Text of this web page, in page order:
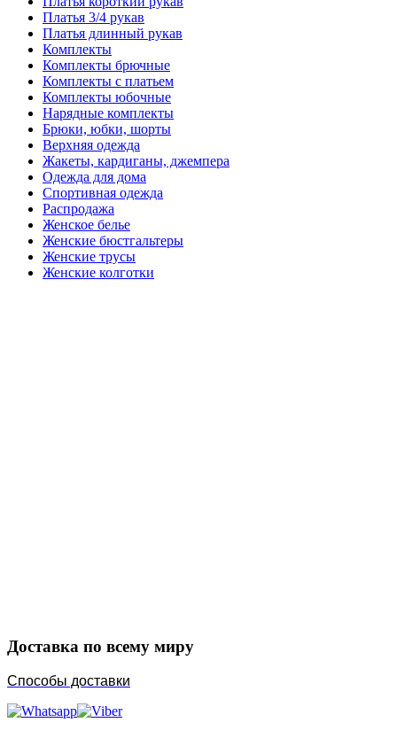
Платья 3/4 рукав
Платья длинный рукав
Комплекты
Комплекты брючные
Комплекты с платьем
Комплекты юбочные
Нарядные комплекты
Брюки, юбки, шорты
Верхняя одежда
Жакеты, кардиганы, джемпера
Одежда для дома
Спортивная одежда
Распродажа
Женское белье
Женские бюстгальтеры
Женские трусы
Женские колготки
Доставка по всему миру
Способы доставки